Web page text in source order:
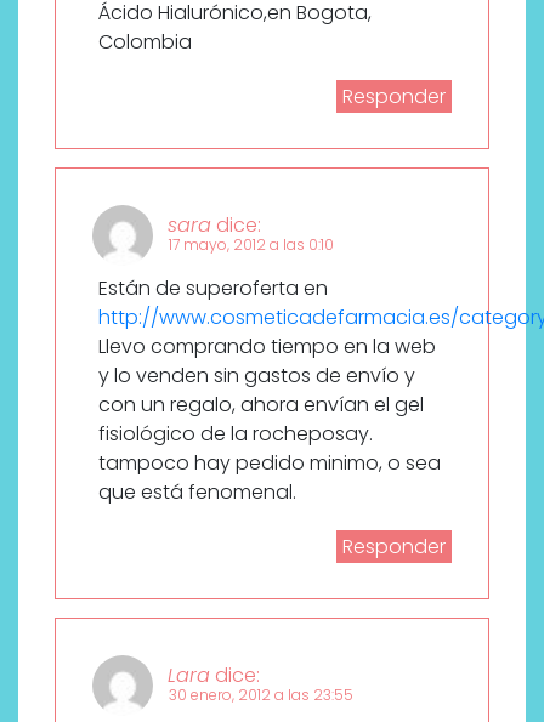
Ácido Hialurónico,en Bogota,
Colombia
Responder
sara dice:
17 mayo, 2012 a las 0:10
Están de superoferta en
http://www.cosmeticadefarmacia.es/
Llevo comprando tiempo en la web
y lo venden sin gastos de envío y
con un regalo, ahora envían el gel
fisiológico de la rocheposay.
tampoco hay pedido minimo, o sea
que está fenomenal.
Responder
Lara dice:
30 enero, 2012 a las 23:55